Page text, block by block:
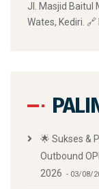
Jl. Masjid Baitul
Wates, Kediri.
🌟 Sukses &
Outbound
2026
03/08/